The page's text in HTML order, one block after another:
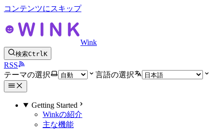
コンテンツにスキップ
Wink
検索CtrlK
RSS
テーマの選択
言語の選択
Getting Started
Winkの紹介
主な機能